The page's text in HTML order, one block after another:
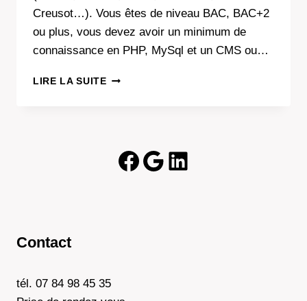
Creusot…). Vous êtes de niveau BAC, BAC+2
ou plus, vous devez avoir un minimum de
connaissance en PHP, MySql et un CMS ou…
LIRE LA SUITEDEMANDE
Facebook
Google
LinkedIn
Contact
tél. 07 84 98 45 35